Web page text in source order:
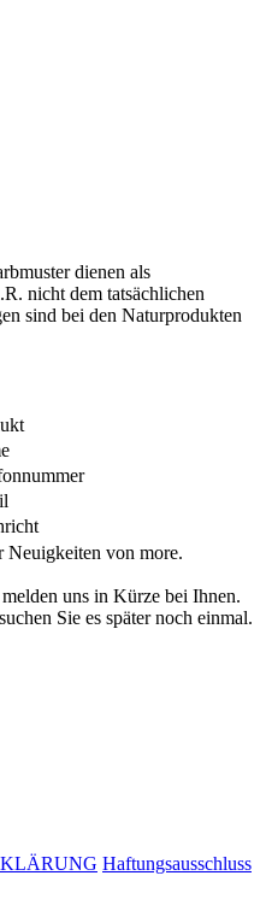
dienen als
nicht dem tatsächlichen
sind bei den Naturprodukten
Neuigkeiten von more.
uns in Kürze bei Ihnen.
Sie es später noch einmal.
Haftungsausschluss